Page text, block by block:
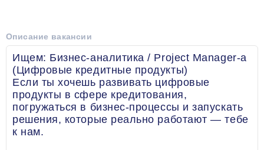
Описание вакансии
Ищем: Бизнес-аналитика / Project Manager-а
(Цифровые кредитные продукты)
Если ты хочешь развивать цифровые
продукты в сфере кредитования,
погружаться в бизнес-процессы и запускать
решения, которые реально работают — тебе
к нам.